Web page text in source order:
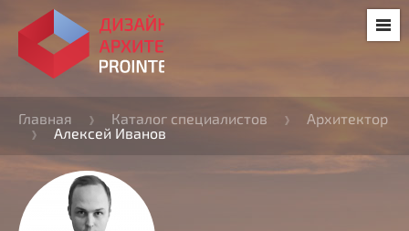
Главная Каталог специалистов
Архитектор
Алексей Иванов